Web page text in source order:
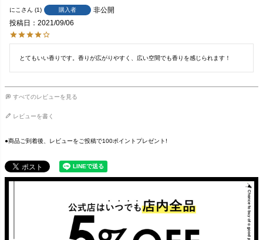
にこ 1 購入者
非公開
投稿日
2021/09/06
とてもいい香りです。香りが広がりやすく、広い空間でも香りを感じられます！
すべてのレビューを見る
レビューを書く
●商品ご到着後、レビューをご投稿で100ポイントプレゼント!